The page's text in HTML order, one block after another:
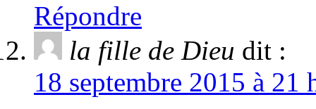
Répondre
la fille de Dieu dit :
18 septembre 2015 à